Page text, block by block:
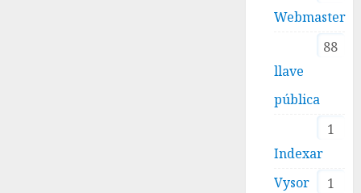
Webmaster
88
llave
pública
1
Indexar
1
Vysor